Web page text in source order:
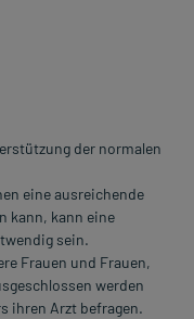
der normalen
eine ausreichende
kann, kann eine
sein.
Frauen und Frauen,
werden
ihren Arzt befragen.